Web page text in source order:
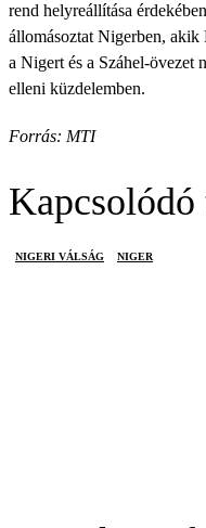
rend helyreállítása
állomásoztat Nigerben, akik
a Nigert és a Száhel-övezet
elleni küzdelemben.
Forrás: MTI
Kapcsolódó
NIGERI VÁLSÁG NIGER